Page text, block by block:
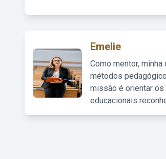
Emelie
Como mentor,
métodos
missão é orientar os
educacionais